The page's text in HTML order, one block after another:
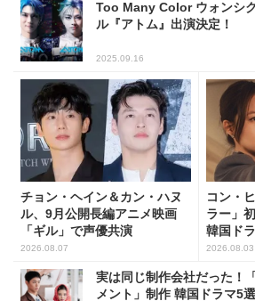
Too Many Color ウォンシ
ル『アトム』出演決定！
2025.09.16
チョン・ヘイン＆カン・ハヌ
ル、9月公開長編アニメ映画
「ギル」で声優共演
2026.08.07
コン・
ラー」
韓国ド
2026.08.03
実は同じ制作会社だった！
メント」制作 韓国ドラマ5選